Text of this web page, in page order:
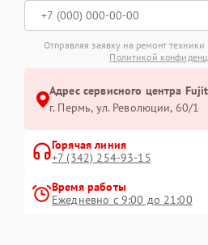
Отправляя заявку на ремонт
Политикой
Адрес сервисного центра
г. Пермь, ул. ​Революции, 60/1
Горячая линия
+7 (342) 254-93-15
Время работы
Ежедневно с 9:00 до 21:00